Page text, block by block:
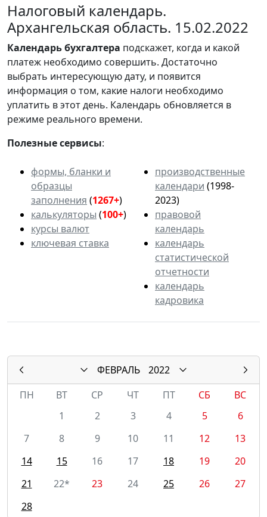
Налоговый календарь.
Архангельская область. 15.02.2022
Календарьбухгалтера подскажет, когда и какой
платеж необходимо совершить. Достаточно
выбрать интересующую дату, и появится
информация о том, какие налоги необходимо
уплатить в этот день. Календарь обновляется в
режиме реального времени.
Полезные сервисы:
формы, бланки и
образцы
заполнения (1267+)
калькуляторы (100+)
курсы валют
ключевая ставка
производственные
календари (1998-
2023)
правовой
календарь
календарь
статистической
отчетности
календарь
кадровика
ФЕВРАЛЬ
2022
ПН
ВТ СР ЧТ ПТ СБ
ВС
1
2 3 4 5
6
7
8 9 10 11 12
13
14
15 16 17 18 19
20
21
22* 23 24 25 26
27
28